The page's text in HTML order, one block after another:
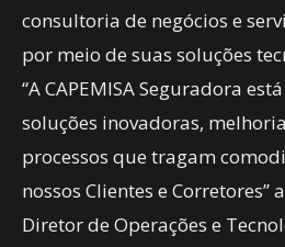
consultoria de negócios e
por meio de suas soluções
“A CAPEMISA Seguradora
soluções inovadoras,
processos que tragam
nossos Clientes e Corretores”
Diretor de Operações e